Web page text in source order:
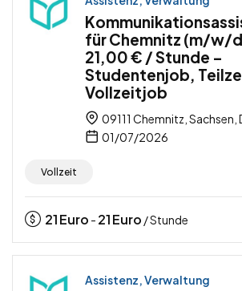
für Chemnitz (m/w/
21,00 € / Stunde –
Studentenjob,
Vollzeitjob
09111 Chemnitz, Sachsen,
01/07/2026
Vollzeit
21Euro - 21Euro / Stunde
Assistenz, Verwaltung